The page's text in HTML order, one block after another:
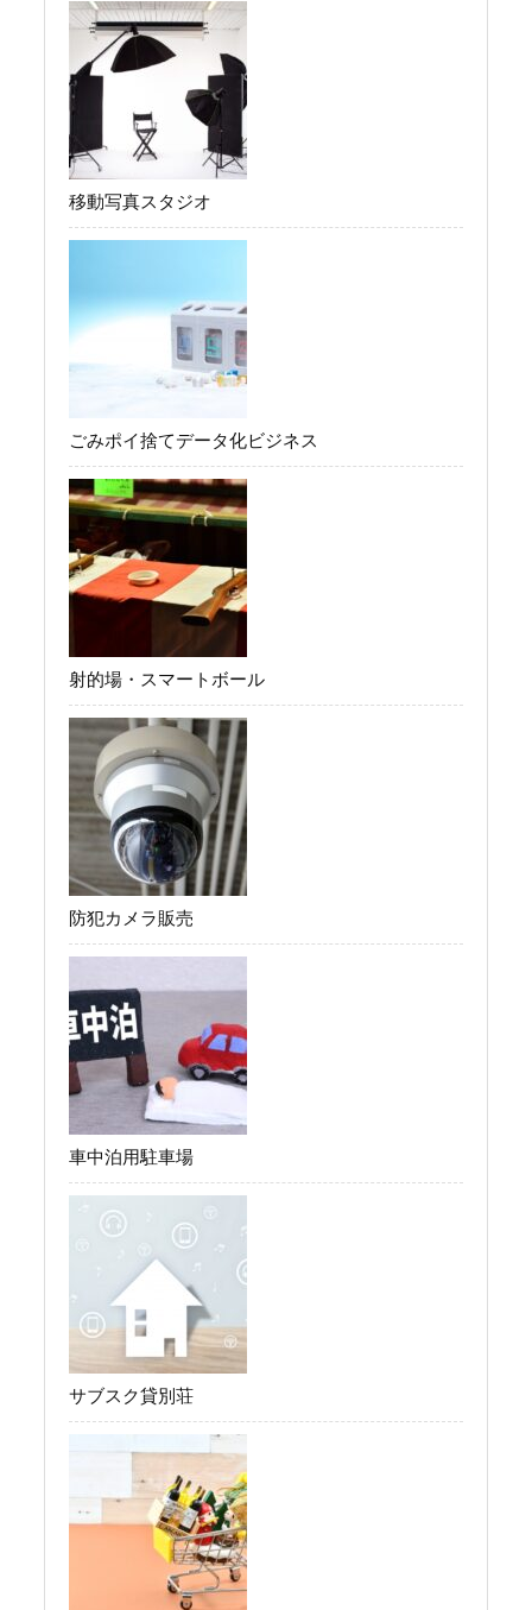
移動写真スタジオ
ごみポイ捨てデータ化ビジネス
射的場・スマートボール
防犯カメラ販売
車中泊用駐車場
サブスク貸別荘